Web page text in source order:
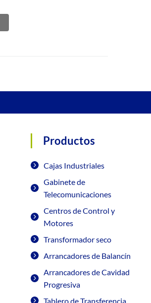
Productos
Cajas Industriales
Gabinete de
Telecomunicaciones
Centros de Control y
Motores
Transformador seco
Arrancadores de Balancín
Arrancadores de Cavidad
Progresiva
Tablero de Transferencia